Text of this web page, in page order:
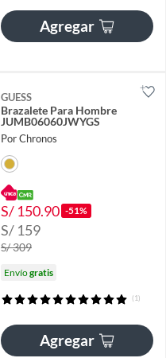
Agregar
GUESS
Brazalete Para Hombre
JUMB06060JWYGS
Por Chronos
S/ 150.90 -51%
S/ 159
S/ 309
Envíogratis
(1)
Agregar